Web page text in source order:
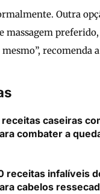
Outra
massagem
recomenda
receitas caseiras
combater a
receitas infalíveis
cabelos